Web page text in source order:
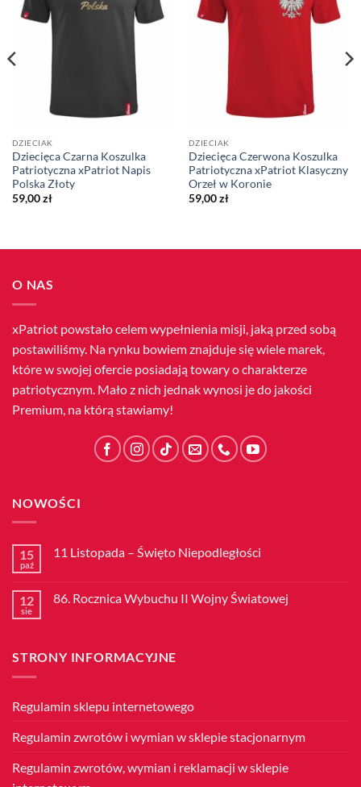
DZIECIAK
Dziecięca Czarna Koszulka
Patriotyczna xPatriot Napis
Polska Złoty
59,00zł
DZIECIAK
Dziecięca Czerwona Koszulka
Patriotyczna xPatriot Klasyczny
Orzeł w Koronie
59,00zł
O NAS
xPatriot powstało celem wypełnienia misji, jaką przed sobą
postawiliśmy. Na rynku bowiem znajduje się wiele marek,
które w swojej ofercie posiadają towary o charakterze
patriotycznym. Mało z nich jednak wynosi je do jakości
Premium, na którą stawiamy!
NOWOŚCI
15
paź
11 Listopada – Święto Niepodległości
11
12
sie
86. Rocznica Wybuchu II Wojny Światowej
Rocznica
STRONY INFORMACYJNE
Regulamin sklepu internetowego
Regulamin zwrotów i wymian w sklepie stacjonarnym
Regulamin zwrotów, wymian i reklamacji w sklepie